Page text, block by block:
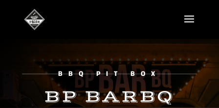
BBQ PIT BOX
BP BARBQ